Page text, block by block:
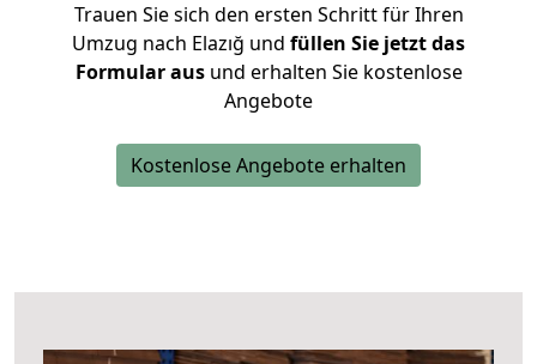
Trauen Sie sich den ersten Schritt für Ihren
Umzug nach Elazığ und füllen Sie jetzt das
Formular ausund erhalten Sie kostenlose
Angebote
Kostenlose Angebote erhalten